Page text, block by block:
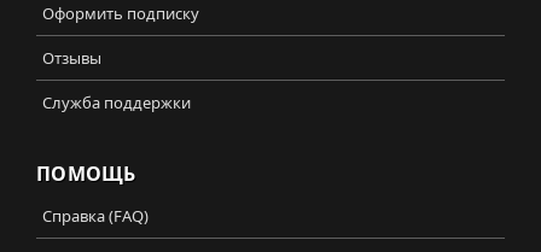
Оформить подписку
Отзывы
Служба поддержки
ПОМОЩЬ
Справка (FAQ)